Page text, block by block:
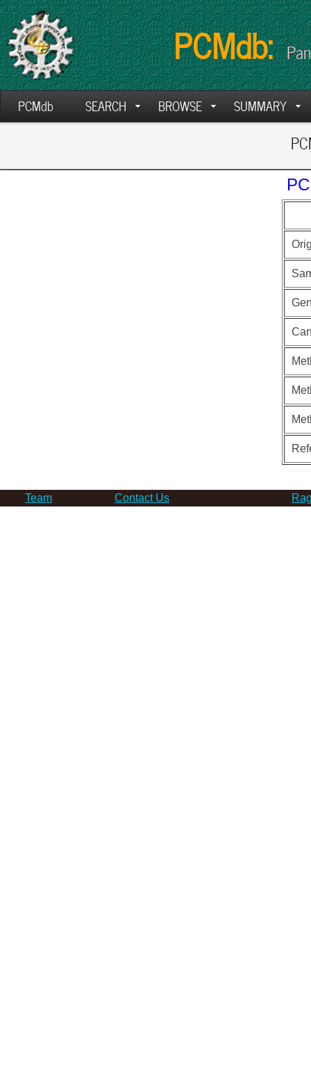
PCMdb:
PCMdb SEARCH BROWSE SUMMARY
Team Contact Us